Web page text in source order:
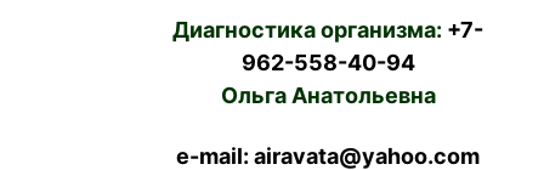
Диагностика организма: +7-
962-558-40-94
Ольга Анатольевна
e-mail: airavata@yahoo.com